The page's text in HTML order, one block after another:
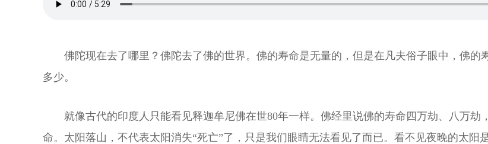
佛陀现在去了哪里？佛陀去了佛的世界。佛的寿命是无量的，但是在凡夫俗子眼中，佛的
多少。
就像古代的印度人只能看见释迦牟尼佛在世80年一样。佛经里说佛的寿命四万劫、八万
命。太阳落山，不代表太阳消失“死亡”了，只是我们眼睛无法看见了而已。看不见夜晚的太阳